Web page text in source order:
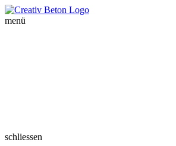
menü
schliessen